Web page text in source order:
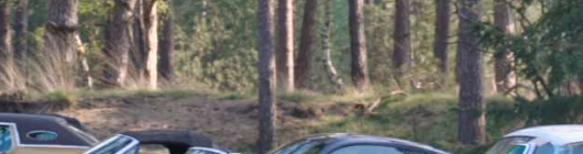
Bezoekers vandaag : 167 Gisteren : 633
pechhulp Lidmaatschap Winkel Leden bieden aan Word nu lid!